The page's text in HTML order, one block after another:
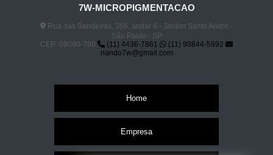
7W-MICROPIGMENTACAO
Rua das Bandeiras, 356, andar 6 - Jardim Santo André -
São Paulo - SP
CEP: 09090-780
(11) 4436-7861
(11) 99844-5992
nando7w@gmail.com
Home
Empresa